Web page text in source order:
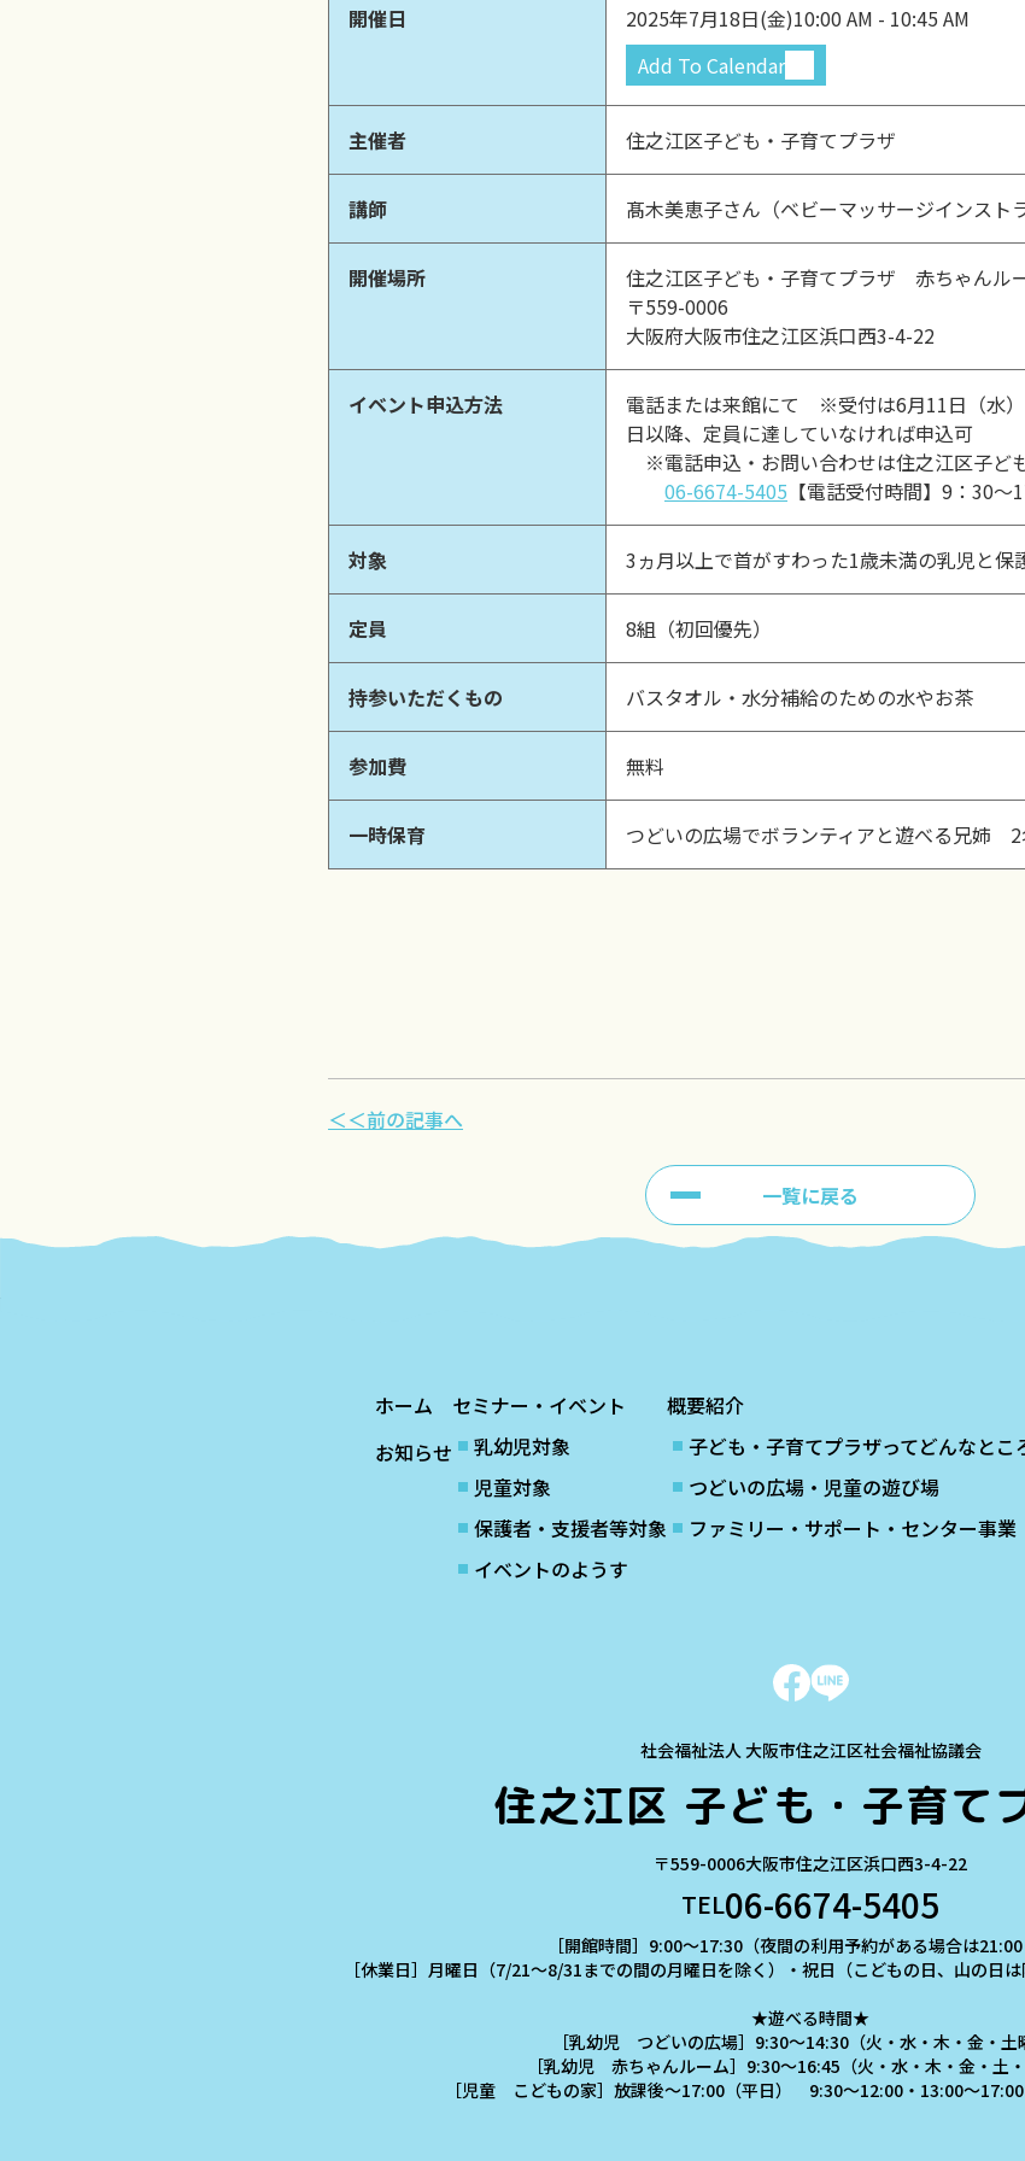
開催日 2025年7月18日(金)10:00 AM - 10:45 AM
Add To Calendar
主催者 住之江区子ども・子育てプラザ
講師 髙木美恵子さん（ベビーマッサージインスト
開催場所
住之江区子ども・子育てプラザ 赤ちゃんル
〒559-0006
大阪府大阪市住之江区浜口西3-4-22
イベント申込方法
電話または来館にて ※受付は6月11日（水
日以降、定員に達していなければ申込可
※電話申込・お問い合わせは住之江区子ど
06-6674-5405 【電話受付時間】9：30～
対象 3ヵ月以上で首がすわった1歳未満の乳児と保
定員 8組（初回優先）
持参いただくもの バスタオル・水分補給のための水やお茶
参加費 無料
一時保育 つどいの広場でボランティアと遊べる兄姉 2
＜＜前の記事へ
一覧に戻る
ホーム
お知らせ
セミナー・イベント
乳幼児対象
児童対象
保護者・支援者等対象
イベントのようす
概要紹介
子ども・子育てプラザってどんなとこ
つどいの広場・児童の遊び場
ファミリー・サポート・センター事業
社会福祉法人 大阪市住之江区社会福祉協議会
住之江区 子ども・子育て
〒559-0006大阪市住之江区浜口西3-4-22
TEL06-6674-5405
［開館時間］9:00～17:30（夜間の利用予約がある場合は21:00
［休業日］月曜日（7/21～8/31までの間の月曜日を除く）・祝日（こどもの日、山の日
★遊べる時間★
［乳幼児 つどいの広場］9:30～14:30（火・水・木・金・土
［乳幼児 赤ちゃんルーム］9:30～16:45（火・水・木・金・土・
［児童 こどもの家］放課後～17:00（平日） 9:30～12:00・13:00～17:00